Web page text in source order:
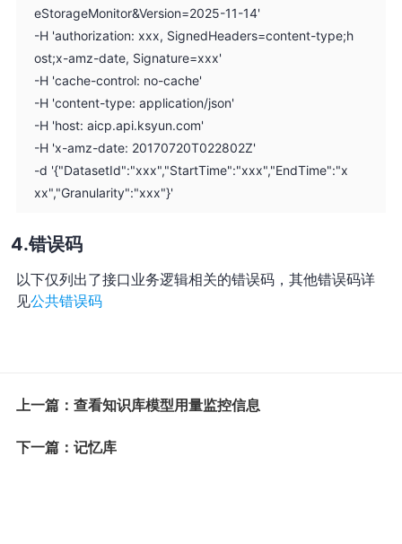
eStorageMonitor&Version=2025-11-14'
-H 'authorization: xxx, SignedHeaders=content-type;h
ost;x-amz-date, Signature=xxx'
-H 'cache-control: no-cache'
-H 'content-type: application/json'
-H 'host: aicp.api.ksyun.com'
-H 'x-amz-date: 20170720T022802Z'
-d '{"DatasetId":"xxx","StartTime":"xxx","EndTime":"x
xx","Granularity":"xxx"}'
错误码
以下仅列出了接口业务逻辑相关的错误码，其他错误码详
见公共错误码
上一篇：查看知识库模型用量监控信息
下一篇：记忆库